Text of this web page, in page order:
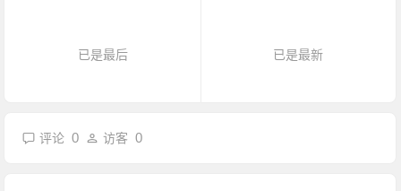
已是最后 已是最新
评论0 访客0